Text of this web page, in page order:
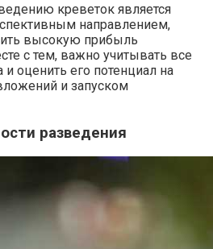
креветок является
направлением,
высокую прибыль
с тем, важно учитывать все
и оценить его потенциал на
и запуском
разведения